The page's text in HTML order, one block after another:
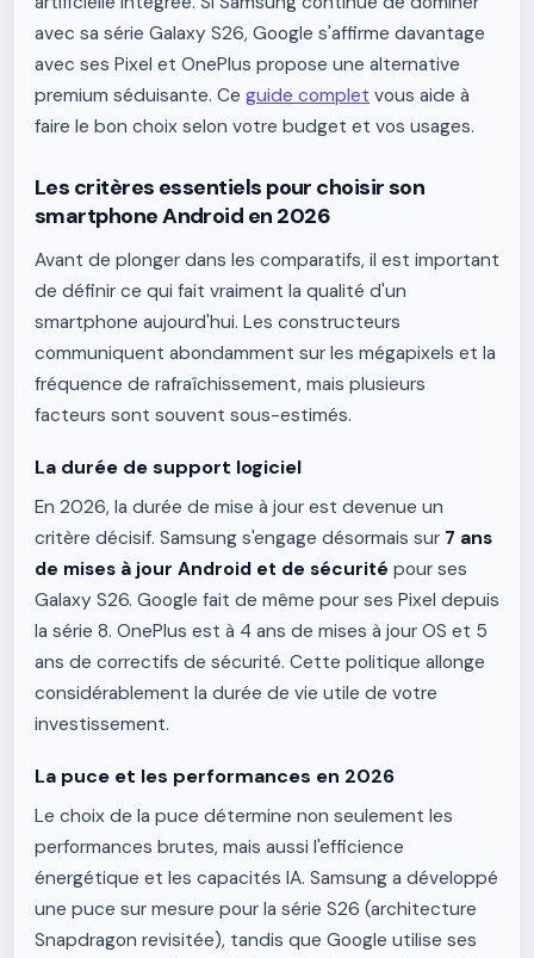
avec sa série Galaxy S26, Google s'affirme davantage
avec ses Pixel et OnePlus propose une alternative
premium séduisante. Ce guide complet vous aide à
faire le bon choix selon votre budget et vos usages.
Les critères essentiels pour choisir son
smartphone Android en 2026
Avant de plonger dans les comparatifs, il est important
de définir ce qui fait vraiment la qualité d'un
smartphone aujourd'hui. Les constructeurs
communiquent abondamment sur les mégapixels et la
fréquence de rafraîchissement, mais plusieurs
facteurs sont souvent sous-estimés.
La durée de support logiciel
En 2026, la durée de mise à jour est devenue un
critère décisif. Samsung s'engage désormais sur 7 ans
de mises à jour Android et de sécurité pour ses
Galaxy S26. Google fait de même pour ses Pixel depuis
la série 8. OnePlus est à 4 ans de mises à jour OS et 5
ans de correctifs de sécurité. Cette politique allonge
considérablement la durée de vie utile de votre
investissement.
La puce et les performances en 2026
Le choix de la puce détermine non seulement les
performances brutes, mais aussi l'efficience
énergétique et les capacités IA. Samsung a développé
une puce sur mesure pour la série S26 (architecture
Snapdragon revisitée), tandis que Google utilise ses